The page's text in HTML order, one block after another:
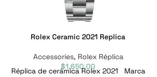
Rolex Ceramic 2021 Replica
Accessories, Rolex Réplica
$1,650.00
Réplica de cerámica Rolex 2021 Marca